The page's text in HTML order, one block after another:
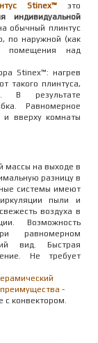
Stinex™
это
индивидуальной
обычный плинтус
по наружной (как
помещения над
Stinex™: нагрев
такого плинтуса,
В результате
Равномерное
и вверху комнаты
массы на выходе в
разницу в
системы имеют
пыли и
воздуха в
Возможность
равномерном
вид. Быстрая
Не требует
-
с конвектором.